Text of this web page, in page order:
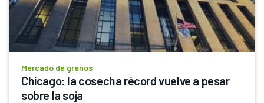
Mercado de granos
Chicago: la cosecha récord vuelve a pesar
sobre la soja